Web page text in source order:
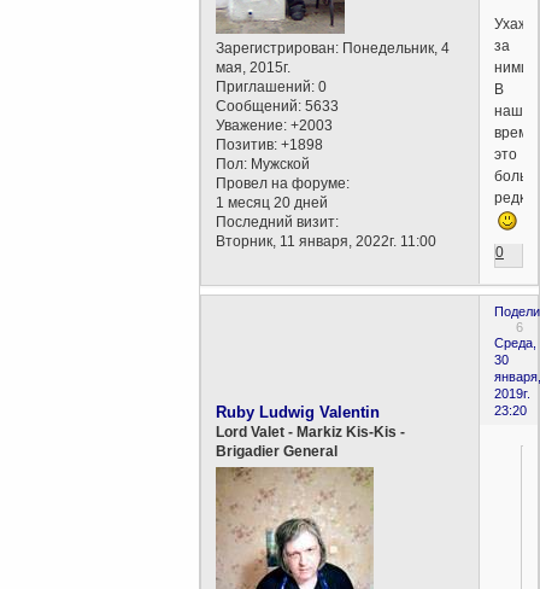
Зарегистрирован: Понедельник, 4
мая, 2015г.
Приглашений: 0
Сообщений: 5633
Уважение: +2003
Позитив: +1898
Пол: Мужской
Провел на форуме:
1 месяц 20 дней
Последний визит:
Вторник, 11 января, 2022г. 11:00
за
ними
В
наше
время
это
0
6
Среда,
30
января,
2019г.
23:20
Ruby Ludwig Valentin
Lord Valet - Markiz Kis-Kis -
Brigadier General